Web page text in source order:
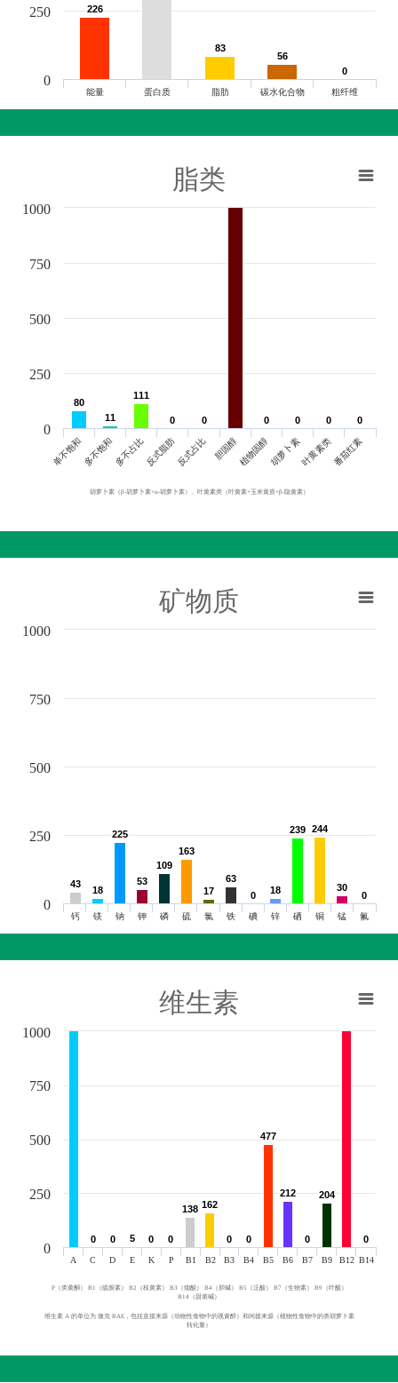
226
226
83
83
56
56
0
0
能量 蛋白质 脂肪 碳水化合物 粗纤维
0
250
脂类
胡萝卜素（β-胡萝卜素+α-胡萝卜素）、叶黄素类（叶黄素+玉米黄质+β-隐黄素）
80
80
11
11
111
111
0
0 0
0 0
0 0
0 0
0 0
0
单不饱和多不饱和多不占比反式脂肪反式占比 胆固醇植物固醇胡萝卜素叶黄素类番茄红素
0
250
500
750
1000
矿物质
43
43
18
18
225
225
53
53
109
109
163
163
17
17
63
63
0
0 18
18
239
239 244
244
30
30
0
0
钙 镁 钠 钾 磷 硫 氯 铁 碘 锌 硒 铜 锰 氟
0
250
500
750
1000
维生素
0
0 0
0 5
5 0
0 0
0
138
138 162
162
0
0 0
0
477
477
212
212
0
0
204
204
0
0
A C D E K P B1 B2 B3 B4 B5 B6 B7 B9 B12 B14
0
250
500
750
1000
P（类黄酮） B1（硫胺素） B2（核黄素） B3（烟酸） B4（胆碱） B5（泛酸） B7（生物素） B9（叶酸）
B14（甜菜碱）
维生素 A 的单位为 微克 RAE，包括直接来源（动物性食物中的视黄醇）和间接来源（植物性食物中的类胡萝卜素
转化量）